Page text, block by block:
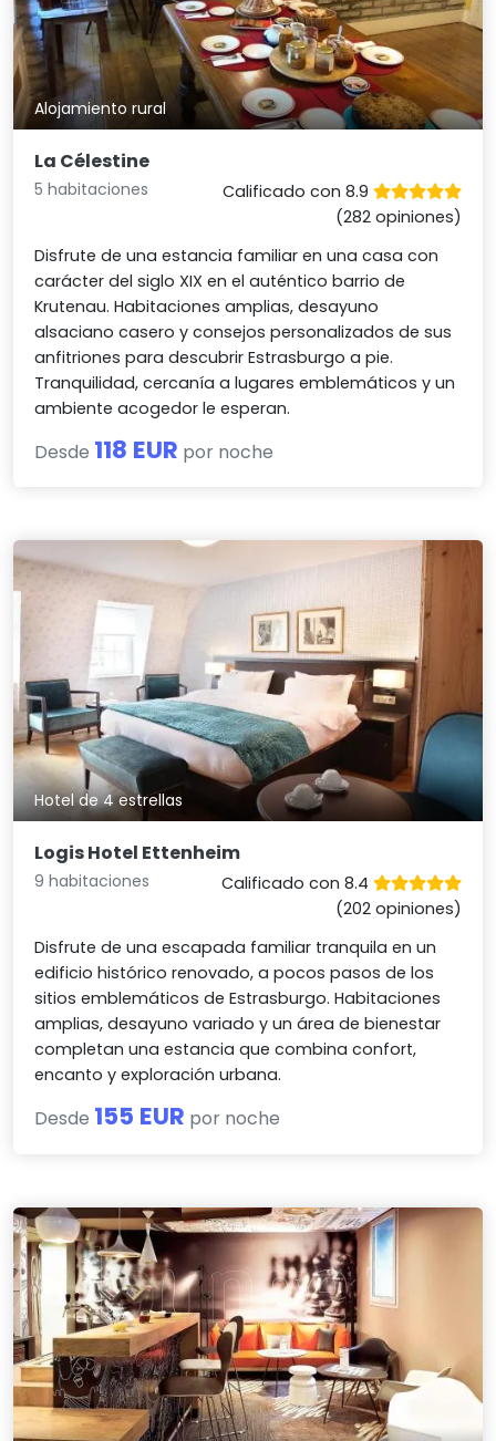
Alojamiento rural
La Célestine
5 habitaciones
Calificado con 8.9
(282 opiniones)
Disfrute de una estancia familiar en una casa con
carácter del siglo XIX en el auténtico barrio de
Krutenau. Habitaciones amplias, desayuno
alsaciano casero y consejos personalizados de sus
anfitriones para descubrir Estrasburgo a pie.
Tranquilidad, cercanía a lugares emblemáticos y un
ambiente acogedor le esperan.
Desde 118 EUR por noche
Hotel de 4 estrellas
Logis Hotel Ettenheim
9 habitaciones
Calificado con 8.4
(202 opiniones)
Disfrute de una escapada familiar tranquila en un
edificio histórico renovado, a pocos pasos de los
sitios emblemáticos de Estrasburgo. Habitaciones
amplias, desayuno variado y un área de bienestar
completan una estancia que combina confort,
encanto y exploración urbana.
Desde 155 EUR por noche